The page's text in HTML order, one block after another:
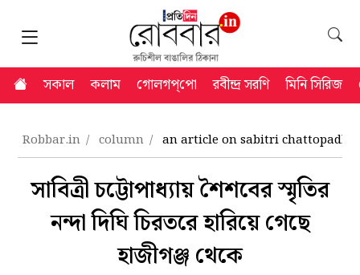
সকাল কলাম গোলগপ্‌পো রবীন্দ্র সরণি মিনি সিরিজ
Robbar.in column an article on sabitri
সাবিত্রী চট্টোপাধ্যায় শৈশবের স্মৃতির
নন্দা দিঘি চিরতরে হারিয়ে গেছে
হাজীগঞ্জ থেকে